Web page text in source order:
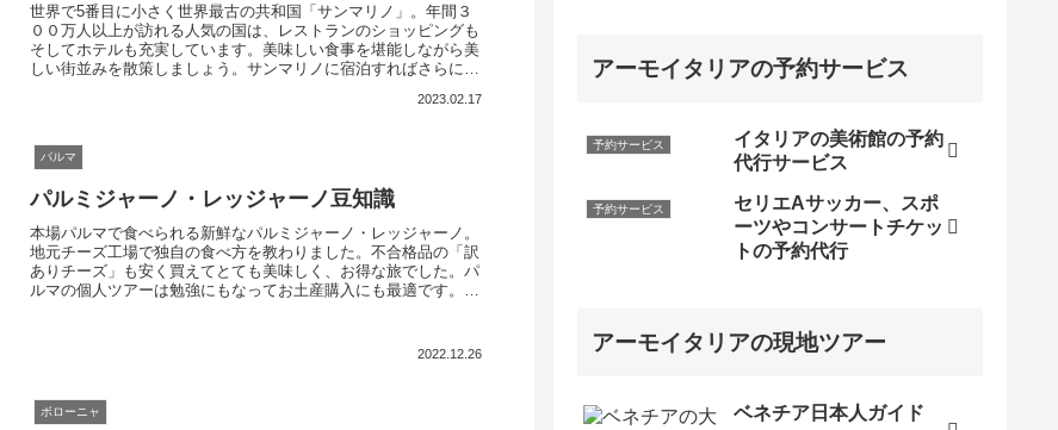
世界で5番目に小さく世界最古の共和国「サンマリノ」。年間３
００万人以上が訪れる人気の国は、レストランのショッピングも
そしてホテルも充実しています。美味しい食事を堪能しながら美
しい街並みを散策しましょう。サンマリノに宿泊すればさらに旅
2023.02.17
パルマ
パルミジャーノ・レッジャーノ豆知識
本場パルマで食べられる新鮮なパルミジャーノ・レッジャーノ。
地元チーズ工場で独自の食べ方を教わりました。不合格品の「訳
ありチーズ」も安く買えてとても美味しく、お得な旅でした。パ
ルマの個人ツアーは勉強にもなってお土産購入にも最適です。ア
2022.12.26
ボローニャ
アーモイタリアの予約サービス
予約サービス
イタリアの美術館の予約
代行サービス
予約サービス
セリエAサッカー、スポ
ーツやコンサートチケッ
トの予約代行
アーモイタリアの現地ツアー
ベネチア日本人ガイド